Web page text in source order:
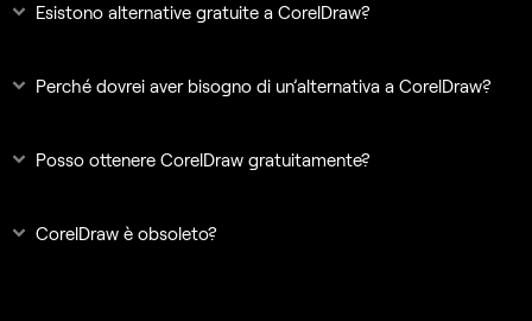
Esistono alternative gratuite a CorelDraw?
Perché dovrei aver bisogno di un’alternativa a CorelDraw?
Posso ottenere CorelDraw gratuitamente?
CorelDraw è obsoleto?